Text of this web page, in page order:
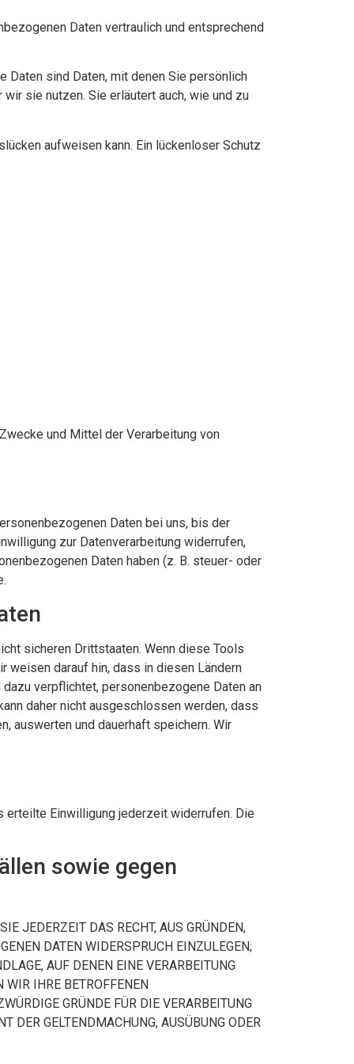
Daten vertraulich und entsprechend
Daten sind Daten, mit denen Sie persönlich
sie nutzen. Sie erläutert auch, wie und zu
aufweisen kann. Ein lückenloser Schutz
und Mittel der Verarbeitung von
Daten bei uns, bis der
zur Datenverarbeitung widerrufen,
Daten haben (z. B. steuer- oder
sicheren Drittstaaten. Wenn diese Tools
weisen darauf hin, dass in diesen Ländern
verpflichtet, personenbezogene Daten an
daher nicht ausgeschlossen werden, dass
auswerten und dauerhaft speichern. Wir
erteilte Einwilligung jederzeit widerrufen. Die
sowie gegen
JEDERZEIT DAS RECHT, AUS GRÜNDEN,
DATEN WIDERSPRUCH EINZULEGEN;
AUF DENEN EINE VERARBEITUNG
WIR IHRE BETROFFENEN
GRÜNDE FÜR DIE VERARBEITUNG
DER GELTENDMACHUNG, AUSÜBUNG ODER